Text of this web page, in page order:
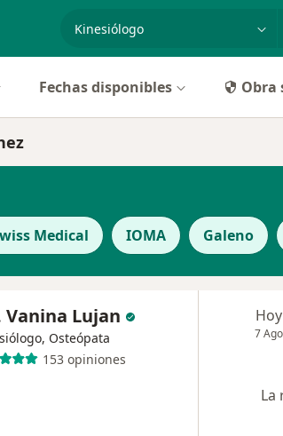
especialidad, enfermedad o
Fechas disponibles Obra
Medical IOMA Galeno
Vanina Lujan
Osteópata
153 opiniones
Hoy
7 Ago
La